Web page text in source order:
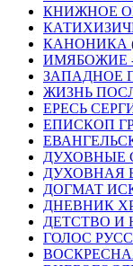
КНИЖНОЕ
КАНОНИКА
ИМЯБОЖИЕ
ЗАПАДНОЕ
ЖИЗНЬ
ЕРЕСЬ
ЕПИСКОП
ДУХОВНЫЕ
ДУХОВНАЯ
ДОГМАТ
ДНЕВНИК
ДЕТСТВО И
ГОЛОС